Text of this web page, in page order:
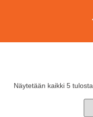
Näytetään kaikki 5 tulosta